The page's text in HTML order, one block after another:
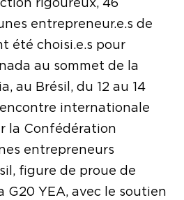
entrepreneur.e.s de
été choisi.e.s pour
au sommet de la
au Brésil, du 12 au 14
internationale
la Confédération
entrepreneurs
figure de proue de
YEA, avec le soutien